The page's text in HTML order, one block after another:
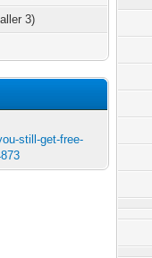
3)
still-get-free-